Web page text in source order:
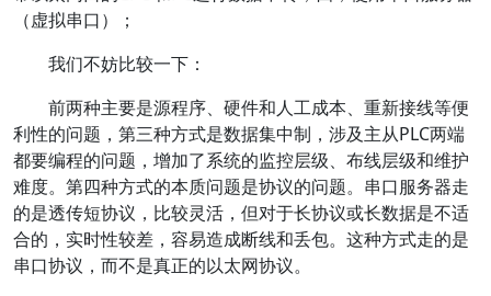
（虚拟串口）；
我们不妨比较一下：
前两种主要是源程序、硬件和人工成本、重新接线等便
利性的问题，第三种方式是数据集中制，涉及主从PLC两端
都要编程的问题，增加了系统的监控层级、布线层级和维护
难度。第四种方式的本质问题是协议的问题。串口服务器走
的是透传短协议，比较灵活，但对于长协议或长数据是不适
合的，实时性较差，容易造成断线和丢包。这种方式走的是
串口协议，而不是真正的以太网协议。